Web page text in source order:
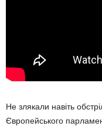
Не злякали навіть
Європейського